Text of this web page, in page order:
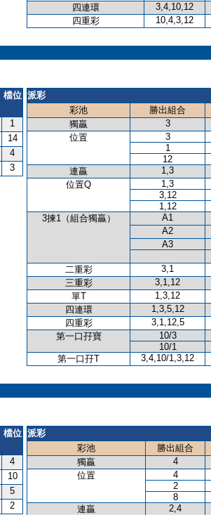
四連環
3,4,10,12
四重彩
10,4,3,12
檔位
1
14
4
3
派彩
彩池
勝出組合
獨贏
3
位置
3
1
12
連贏
1,3
位置Q
1,3
3,12
1,12
3揀1（組合獨贏）
A1
A2
A3
二重彩
3,1
三重彩
3,1,12
單T
1,3,12
四連環
1,3,5,12
四重彩
3,1,12,5
第一口孖寶
10/3
10/1
第一口孖T
3,4,10/1,3,12
檔位
4
10
5
2
派彩
彩池
勝出組合
獨贏
4
位置
4
2
8
連贏
2,4